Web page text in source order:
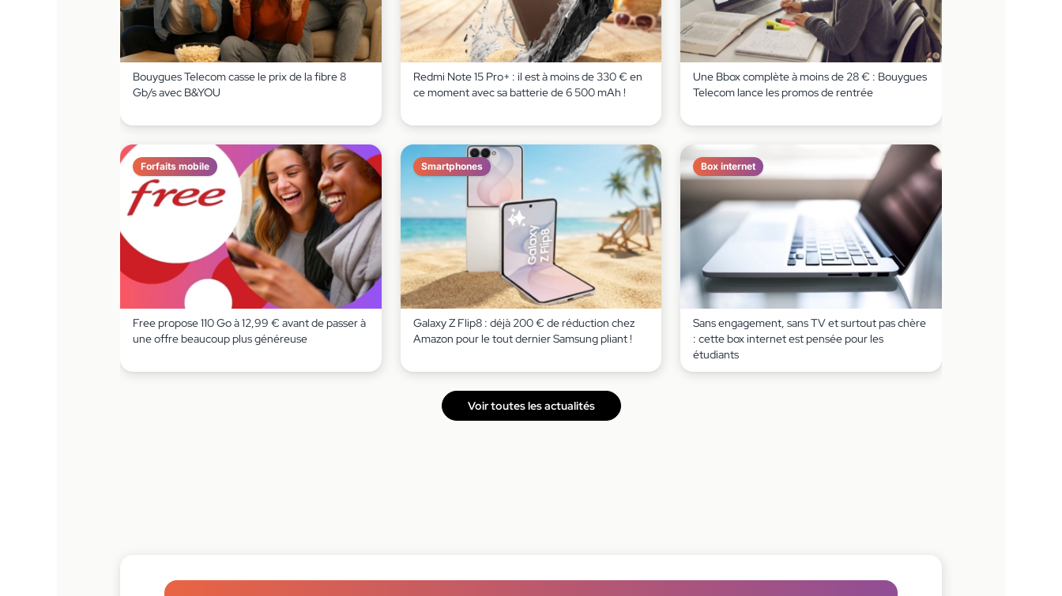
Bouygues Telecom casse le prix de la fibre 8
Gb/s avec B&YOU
Redmi Note 15 Pro+ : il est à moins de 330 € en
ce moment avec sa batterie de 6 500 mAh !
Une Bbox complète à moins de 28 € : Bouygues
Telecom lance les promos de rentrée
Forfaits mobile
Free propose 110 Go à 12,99 € avant de passer à
une offre beaucoup plus généreuse
Smartphones
Galaxy Z Flip8 : déjà 200 € de réduction chez
Amazon pour le tout dernier Samsung pliant !
Box internet
Sans engagement, sans TV et surtout pas chère
: cette box internet est pensée pour les
étudiants
Voir toutes les actualités